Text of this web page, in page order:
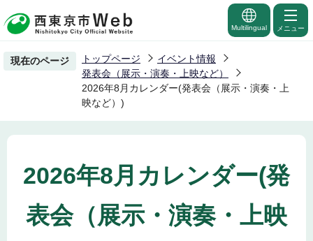
の
ー
先
頭
Multilingual メニュー
現在のページ トップページ
イベント情報
発表会（展示・演奏・上映など）
2026年8月カレンダー(発表会（展示・演奏・上
映など）)
2026年8月カレンダー(発
表会（展示・演奏・上映